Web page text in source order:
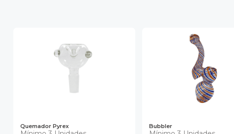
Quemador Pyrex Bubbler